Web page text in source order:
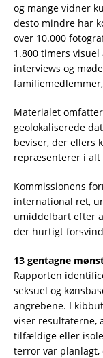
og mange vidner
desto mindre har
over 10.000
1.800 timers visuel
interviews og
Materialet
geolokaliserede
beviser, der ellers
repræsenterer i alt
Kommissionens
international ret,
umiddelbart efter
der hurtigt
13 gentagne
Rapporten
seksuel og
angrebene. I
viser resultaterne,
tilfældige eller
terror var